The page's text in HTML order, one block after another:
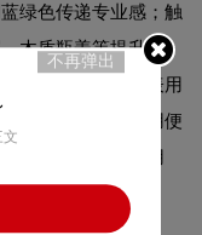
绿色传递专业感；触
木质瓶盖等提升手
和产品名，成分表用
滴管、喷瓶等使用便
等细节体现品牌用
不再弹出